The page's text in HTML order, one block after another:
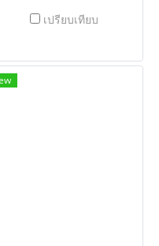
เปรียบเทียบ